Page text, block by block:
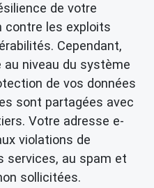
de votre
contre les exploits
Cependant,
niveau du système
de vos données
sont partagées avec
Votre adresse e-
violations de
services, au spam et
sollicitées.